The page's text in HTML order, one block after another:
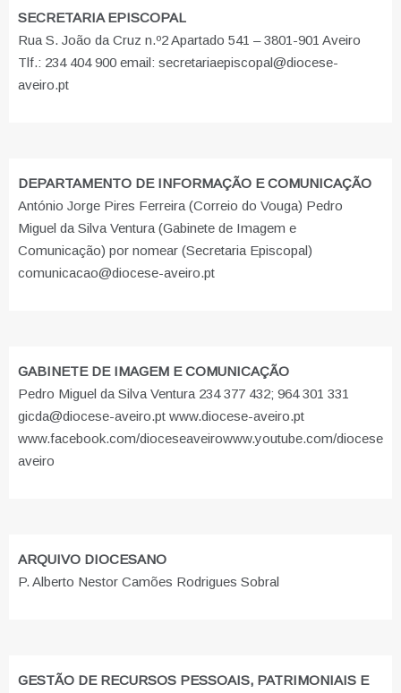
SECRETARIA EPISCOPAL
Rua S. João da Cruz n.º2 Apartado 541 – 3801-901 Aveiro
Tlf.: 234 404 900 email: secretariaepiscopal@diocese-
aveiro.pt
DEPARTAMENTO DE INFORMAÇÃO E COMUNICAÇÃO
António Jorge Pires Ferreira (Correio do Vouga) Pedro
Miguel da Silva Ventura (Gabinete de Imagem e
Comunicação) por nomear (Secretaria Episcopal)
comunicacao@diocese-aveiro.pt
GABINETE DE IMAGEM E COMUNICAÇÃO
Pedro Miguel da Silva Ventura 234 377 432; 964 301 331
gicda@diocese-aveiro.pt www.diocese-aveiro.pt
www.facebook.com/dioceseaveirowww.youtube.com/diocese
aveiro
ARQUIVO DIOCESANO
P. Alberto Nestor Camões Rodrigues Sobral
GESTÃO DE RECURSOS PESSOAIS, PATRIMONIAIS E